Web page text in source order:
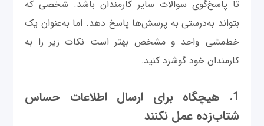
تا پاسخ‌گوی سوالات سایر کارمندان باشد. شخصی که
بتواند به‌درستی به پرسش‌ها پاسخ دهد. اما به‌عنوان یک
خط‌مشی واحد و مشخص بهتر است نکات زیر را به
کارمندان خود گوشزد کنید.
1. هیچگاه برای ارسال اطلاعات حساس
شتاب‌زده عمل نکنند